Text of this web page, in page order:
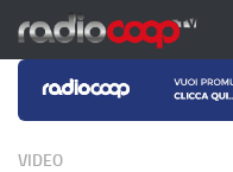
Salta al contenuto
VIDEO